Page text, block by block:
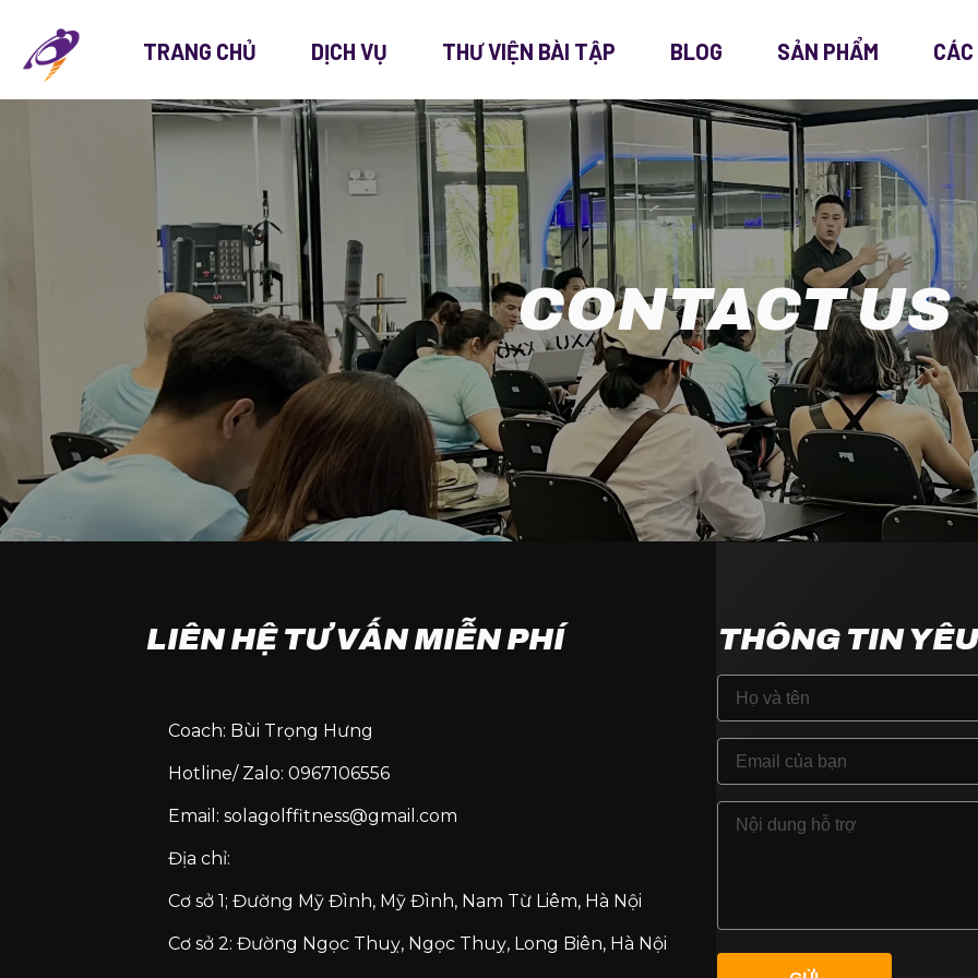
TRANG CHỦ DỊCH VỤ THƯ VIỆN BÀI TẬP BLOG SẢN PHẨM
CONTACT US
LIÊN HỆ TƯ VẤN MIỄN PHÍ
Coach: Bùi Trọng Hưng
Hotline/ Zalo: 0967106556
Email: solagolffitness@gmail.com
Địa chỉ:
Cơ sở 1; Đường Mỹ Đình, Mỹ Đình, Nam Từ Liêm, Hà Nội
Cơ sở 2: Đường Ngọc Thuỵ, Ngọc Thuỵ, Long Biên, Hà Nội
THÔNG TIN